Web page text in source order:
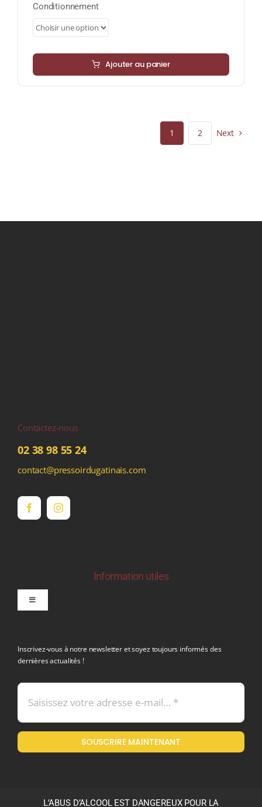
Conditionnement
Ajouter au panier
1 2 Next
Contactez-nous
02 38 98 55 24
contact@pressoirdugatinais.com
Information utiles
Toggle
Mentions légales
Politique en matière de remboursements et de retours
Inscrivez-vous à notre newsletter et soyez toujours informés des
dernières actualités !
SOUSCRIRE MAINTENANT
L’ABUS D’ALCOOL EST DANGEREUX POUR LA